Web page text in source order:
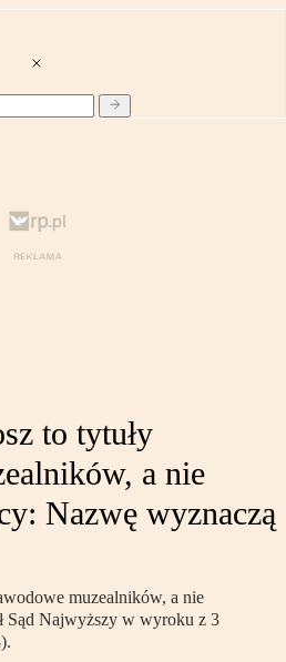
to tytuły
a nie
Nazwę wyznaczą
muzealników, a nie
Sąd Najwyższy w wyroku z 3